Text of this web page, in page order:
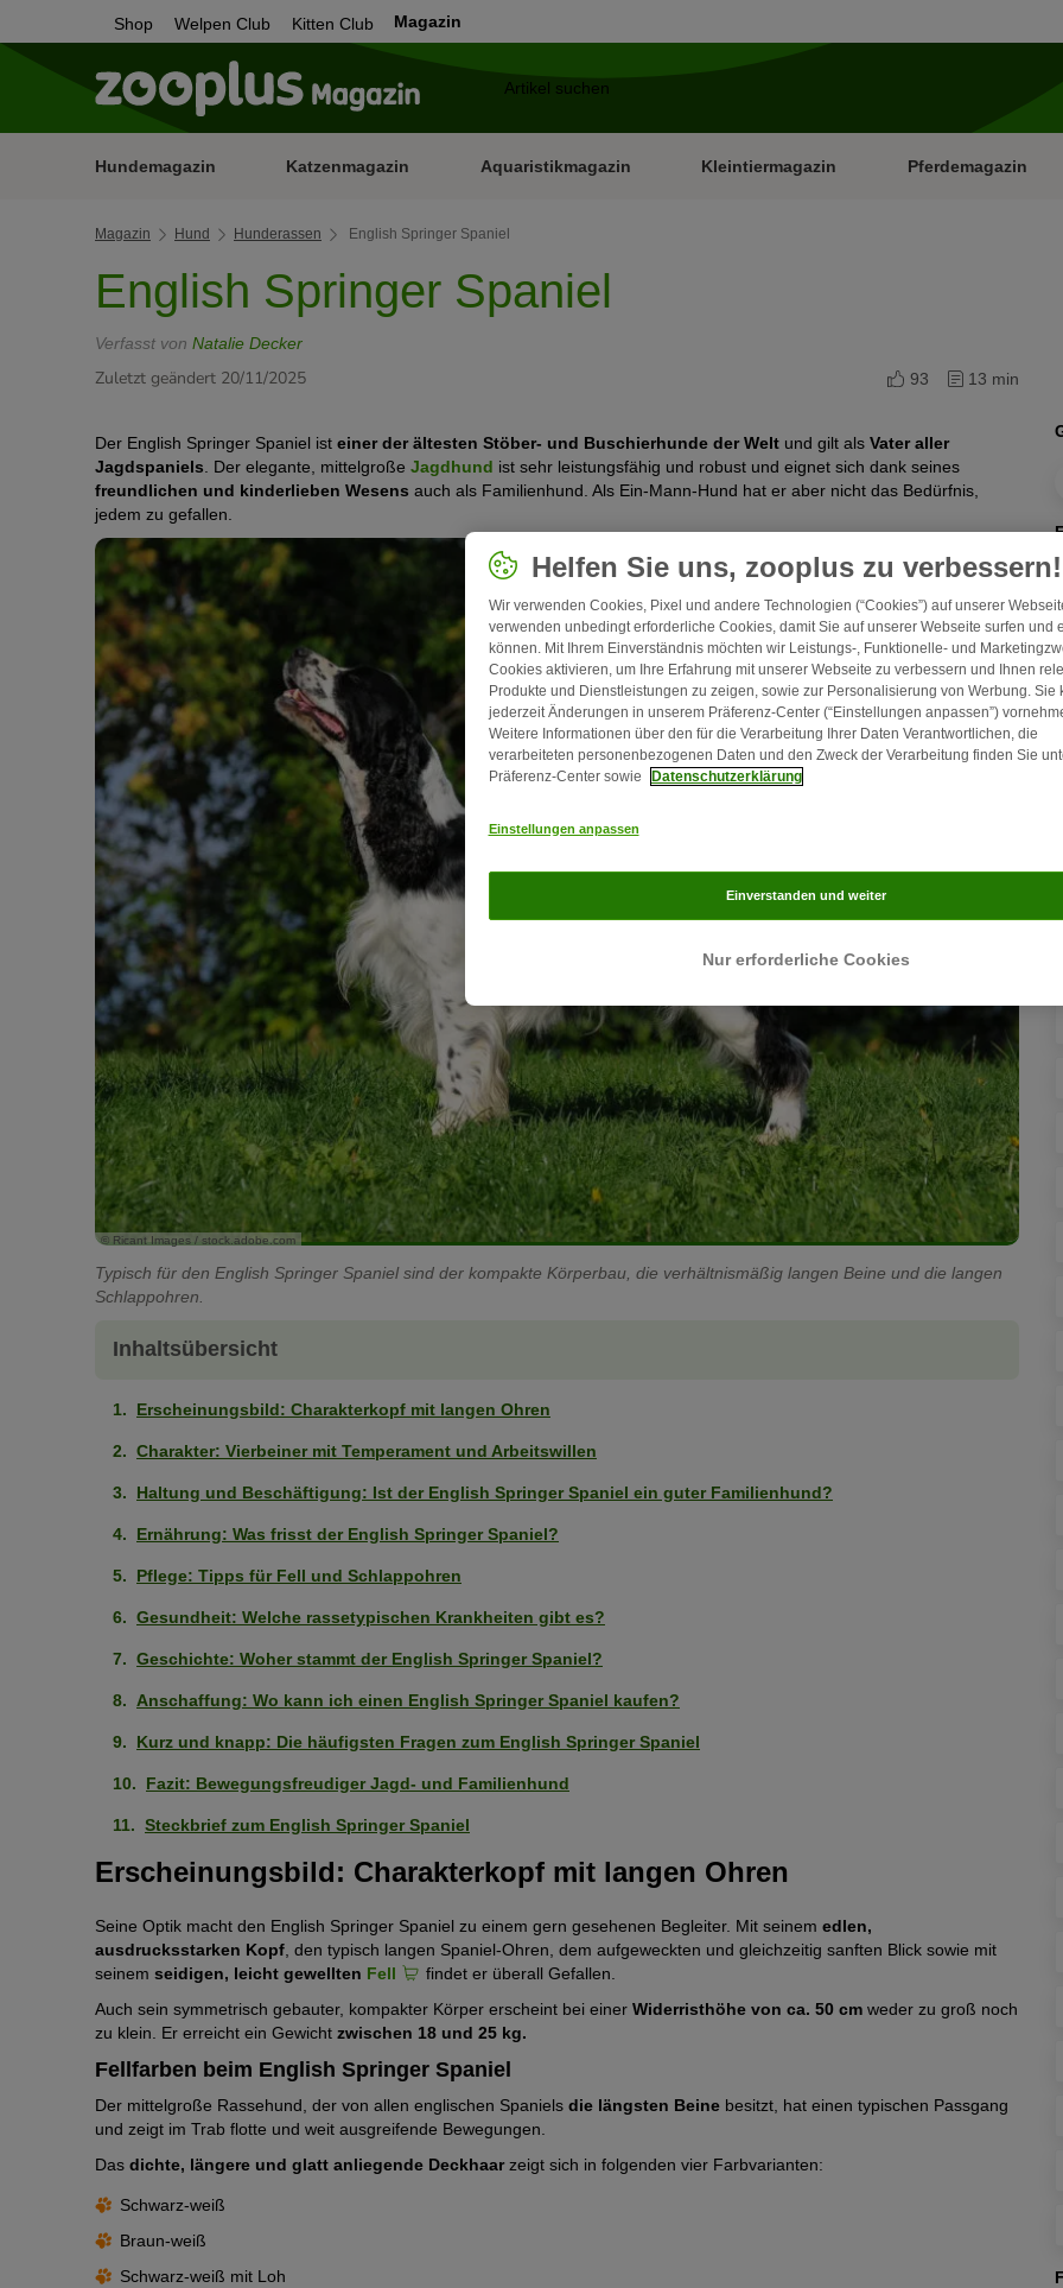
Shop Welpen Club Kitten Club Magazin
Hundemagazin Katzenmagazin Aquaristikmagazin Kleintiermagazin Pferdemagazin
Magazin Hund Hunderassen English Springer Spaniel
English Springer Spaniel
Verfasst von Natalie Decker
Zuletzt geändert 20/11/2025 93 13 min
Der English Springer Spaniel ist einer der ältesten Stöber- und Buschierhunde der Welt und gilt als Vater aller
Jagdspaniels . Der elegante, mittelgroße Jagdhund ist sehr leistungsfähig und robust und eignet sich dank seines
freundlichen und kinderlieben Wesens auch als Familienhund. Als Ein-Mann-Hund hat er aber nicht das Bedürfnis,
jedem zu gefallen.
© Ricant Images / stock.adobe.com
Typisch für den English Springer Spaniel sind der kompakte Körperbau, die verhältnismäßig langen Beine und die langen
Schlappohren.
Inhaltsübersicht
Erscheinungsbild: Charakterkopf mit langen Ohren
Charakter: Vierbeiner mit Temperament und Arbeitswillen
Haltung und Beschäftigung: Ist der English Springer Spaniel ein guter Familienhund?
Ernährung: Was frisst der English Springer Spaniel?
Pflege: Tipps für Fell und Schlappohren
Gesundheit: Welche rassetypischen Krankheiten gibt es?
Geschichte: Woher stammt der English Springer Spaniel?
Anschaffung: Wo kann ich einen English Springer Spaniel kaufen?
Kurz und knapp: Die häufigsten Fragen zum English Springer Spaniel
Fazit: Bewegungsfreudiger Jagd- und Familienhund
Steckbrief zum English Springer Spaniel
Erscheinungsbild: Charakterkopf mit langen Ohren
Seine Optik macht den English Springer Spaniel zu einem gern gesehenen Begleiter. Mit seinem edlen,
ausdrucksstarken Kopf, den typisch langen Spaniel-Ohren, dem aufgeweckten und gleichzeitig sanften Blick sowie mit
seinem seidigen, leicht gewellten Fell
findet er überall Gefallen.
Auch sein symmetrisch gebauter, kompakter Körper erscheint bei einer Widerristhöhe von ca. 50 cm weder zu groß noch
zu klein. Er erreicht ein Gewicht zwischen 18 und 25 kg.
Fellfarben beim English Springer Spaniel
Der mittelgroße Rassehund, der von allen englischen Spaniels die längsten Beine besitzt, hat einen typischen Passgang
und zeigt im Trab flotte und weit ausgreifende Bewegungen.
Das dichte, längere und glatt anliegende Deckhaarzeigt sich in folgenden vier Farbvarianten:
Schwarz-weiß
Braun-weiß
Schwarz-weiß mit Loh
Helfen Sie uns, zooplus zu verbessern!
Wir verwenden Cookies, Pixel und andere Technologien (“Cookies”) auf unserer
verwenden unbedingt erforderliche Cookies, damit Sie auf unserer Webseite surfen und
können. Mit Ihrem Einverständnis möchten wir Leistungs-, Funktionelle- und
Cookies aktivieren, um Ihre Erfahrung mit unserer Webseite zu verbessern und Ihnen
Produkte und Dienstleistungen zu zeigen, sowie zur Personalisierung von Werbung. Sie
jederzeit Änderungen in unserem Präferenz-Center (“Einstellungen anpassen”)
Weitere Informationen über den für die Verarbeitung Ihrer Daten Verantwortlichen, die
verarbeiteten personenbezogenen Daten und den Zweck der Verarbeitung finden Sie
Präferenz-Center sowie
Datenschutzerklärung
Einstellungen anpassen
Nur erforderliche Cookies
Einverstanden und weiter